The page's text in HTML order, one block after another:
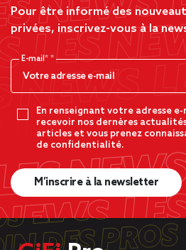
Pour être informé des
privées, inscrivez-vous à la
E-mail*
En renseignant votre adresse
recevoir nos dernères
articles et vous prenez
de confidentialité.
M’inscrire à la newsletter